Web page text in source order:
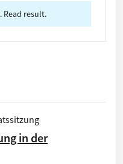
auch passende
Foto vom Ort hoch
für Ihr Mitwirken!
Read result.
in der